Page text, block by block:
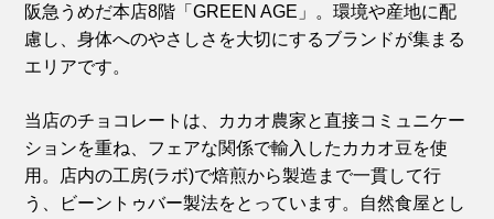
阪急うめだ本店8階「GREEN AGE」。環境や産地に配
慮し、身体へのやさしさを大切にするブランドが集まる
エリアです。
当店のチョコレートは、カカオ農家と直接コミュニケー
ションを重ね、フェアな関係で輸入したカカオ豆を使
用。店内の工房(ラボ)で焙煎から製造まで一貫して行
う、ビーントゥバー製法をとっています。自然食屋とし